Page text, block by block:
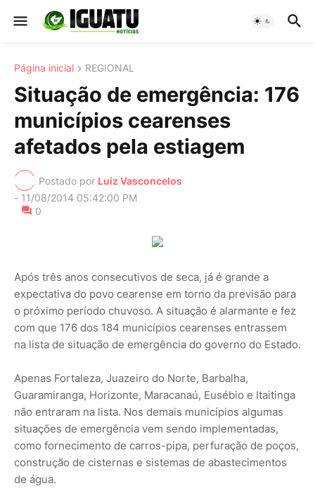
Página inicial REGIONAL
Situação de emergência: 176
municípios cearenses
afetados pela estiagem
Postado por Luiz Vasconcelos
- 11/08/2014 05:42:00 PM
0
Após três anos consecutivos de seca, já é grande a
expectativa do povo cearense em torno da previsão para
o próximo período chuvoso. A situação é alarmante e fez
com que 176 dos 184 municípios cearenses entrassem
na lista de situação de emergência do governo do Estado.
Apenas Fortaleza, Juazeiro do Norte, Barbalha,
Guaramiranga, Horizonte, Maracanaú, Eusébio e Itaitinga
não entraram na lista. Nos demais municípios algumas
situações de emergência vem sendo implementadas,
como fornecimento de carros-pipa, perfuração de poços,
construção de cisternas e sistemas de abastecimentos
de água.